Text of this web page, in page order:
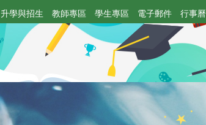
升學與招生 教師專區 學生專區 電子郵件 行事曆